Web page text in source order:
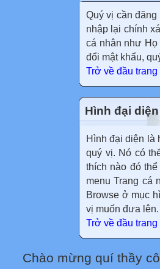
Quý vị cần
nhập lại chính
cá nhân như Họ
đổi mật khẩu,
Trở về đầu trang
Hình đại
Hình đại diện là
quý vị. Nó có
thích nào đó
menu Trang cá
Browse ở mục
vị muốn đưa lên.
Trở về đầu trang
Chào mừng quí thầy